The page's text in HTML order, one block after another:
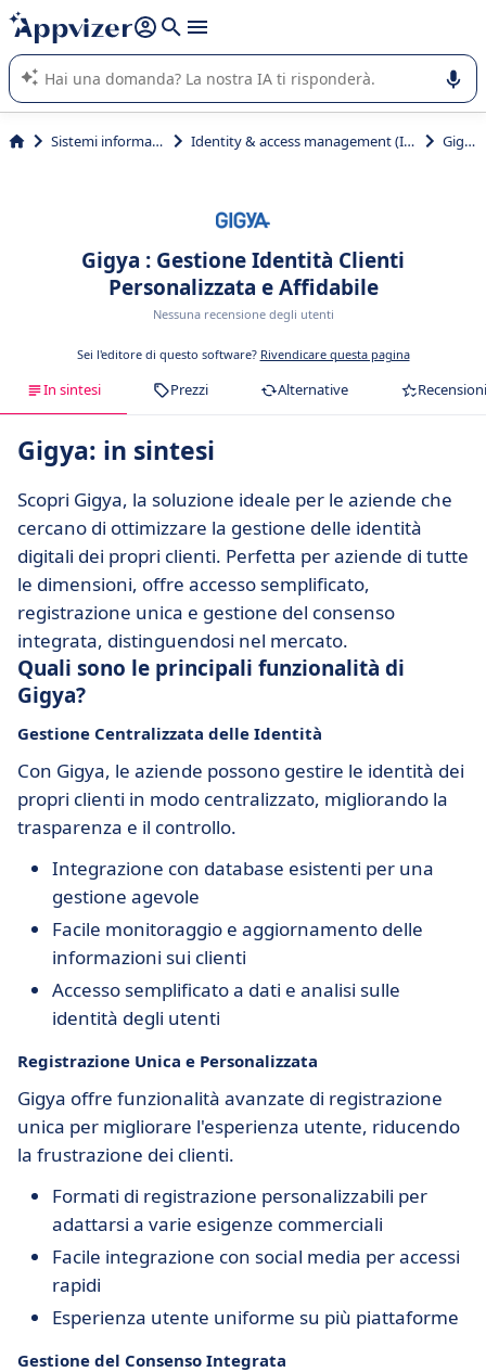
righe con
shift + enter
L'IA di Appvizer vi guida nell'utilizzo o nella scelta di un
software SaaS per la vostra azienda.
Sistemi informativi Identity & access management (IAM) Gigya
Gigya : Gestione Identità Clienti
Personalizzata e Affidabile
Nessuna recensione degli utenti
Sei l'editore di questo software? Rivendicare questa pagina
In sintesi Prezzi Alternative Recensioni
Gigya: in sintesi
Scopri Gigya, la soluzione ideale per le aziende che
cercano di ottimizzare la gestione delle identità
digitali dei propri clienti. Perfetta per aziende di tutte
le dimensioni, offre accesso semplificato,
registrazione unica e gestione del consenso
integrata, distinguendosi nel mercato.
Quali sono le principali funzionalità di
Gigya?
Gestione Centralizzata delle Identità
Con Gigya, le aziende possono gestire le identità dei
propri clienti in modo centralizzato, migliorando la
trasparenza e il controllo.
Integrazione con database esistenti per una
gestione agevole
Facile monitoraggio e aggiornamento delle
informazioni sui clienti
Accesso semplificato a dati e analisi sulle
identità degli utenti
Registrazione Unica e Personalizzata
Gigya offre funzionalità avanzate di registrazione
unica per migliorare l'esperienza utente, riducendo
la frustrazione dei clienti.
Formati di registrazione personalizzabili per
adattarsi a varie esigenze commerciali
Facile integrazione con social media per accessi
rapidi
Esperienza utente uniforme su più piattaforme
Gestione del Consenso Integrata